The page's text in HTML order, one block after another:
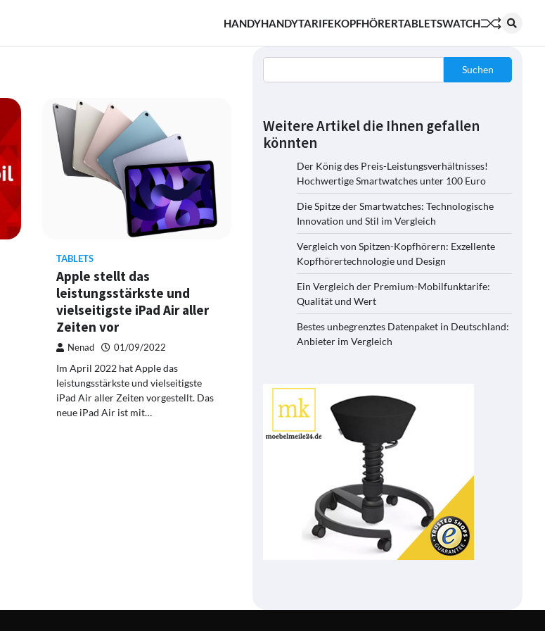
HANDYHANDYTARIFEKOPFHÖRERTABLETSWATCH
TABLETS
Apple stellt das
leistungsstärkste und
vielseitigste iPad Air aller
Zeiten vor
Nenad 01/09/2022
Im April 2022 hat Apple das
leistungsstärkste und vielseitigste
iPad Air aller Zeiten vorgestellt. Das
neue iPad Air ist mit…
Suchen
Weitere Artikel die Ihnen gefallen
könnten
Der König des Preis-Leistungsverhältnisses!
Hochwertige Smartwatches unter 100 Euro
Die Spitze der Smartwatches: Technologische
Innovation und Stil im Vergleich
Vergleich von Spitzen-Kopfhörern: Exzellente
Kopfhörertechnologie und Design
Ein Vergleich der Premium-Mobilfunktarife:
Qualität und Wert
Bestes unbegrenztes Datenpaket in Deutschland:
Anbieter im Vergleich